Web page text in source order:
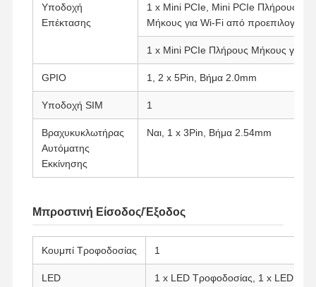
Αρχική
Σελίδα
Προϊόντα
Υποδοχή
Επέκτασης
1 x Mini PCIe, Mini PCIe Πλήρους
Μήκους για Wi-Fi από προεπιλογή
1 x Mini PCIe Πλήρους Μήκους για
GPIO 1, 2 x 5Pin, Βήμα 2.0mm
Υποδοχή SIM 1
Βραχυκυκλωτήρας
Αυτόματης
Εκκίνησης
Ναι, 1 x 3Pin, Βήμα 2.54mm
Μπροστινή Είσοδος/Έξοδος
Κουμπί Τροφοδοσίας 1
LED 1 x LED Τροφοδοσίας, 1 x LED